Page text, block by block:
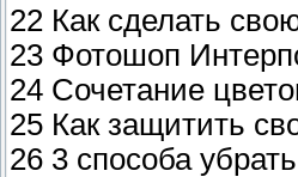
22 Как сделать
23 Фотошоп
24 Сочетание
25 Как защитить
26 3 способа